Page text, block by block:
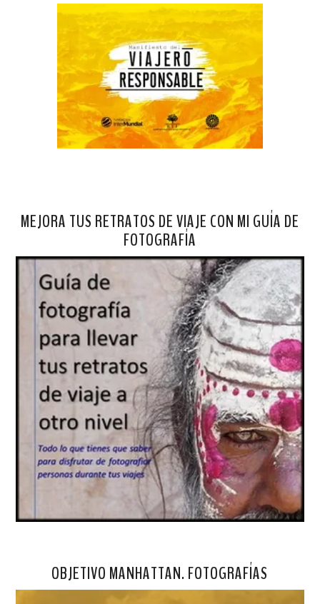
MEJORA TUS RETRATOS DE VIAJE CON MI GUÍA DE
FOTOGRAFÍA
OBJETIVO MANHATTAN. FOTOGRAFÍAS